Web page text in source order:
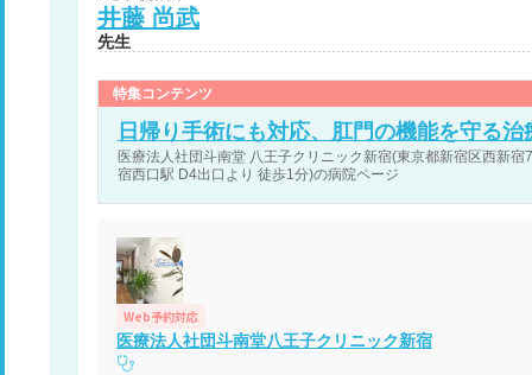
井藤 尚武
先生
特集コンテンツ
日帰り手術にも対応、肛門の機能を守る
医療法人社団斗南堂 八王子クリニック新宿(東京都新宿区西新
宿西口駅 D4出口より 徒歩1分)の病院ページ
Web予約対応
医療法人社団斗南堂八王子クリニック新宿